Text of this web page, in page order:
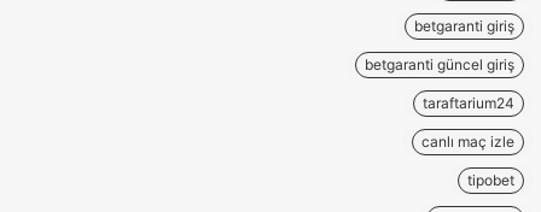
betgaranti giriş
betgaranti güncel giriş
taraftarium24
canlı maç izle
tipobet